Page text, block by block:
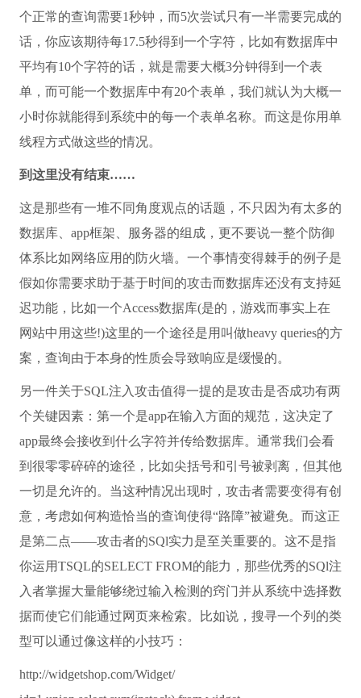
个正常的查询需要1秒钟，而5次尝试只有一半需要完成的
话，你应该期待每17.5秒得到一个字符，比如有数据库中
平均有10个字符的话，就是需要大概3分钟得到一个表
单，而可能一个数据库中有20个表单，我们就认为大概一
小时你就能得到系统中的每一个表单名称。而这是你用单
线程方式做这些的情况。
到这里没有结束……
这是那些有一堆不同角度观点的话题，不只因为有太多的
数据库、app框架、服务器的组成，更不要说一整个防御
体系比如网络应用的防火墙。一个事情变得棘手的例子是
假如你需要求助于基于时间的攻击而数据库还没有支持延
迟功能，比如一个Access数据库(是的，游戏而事实上在
网站中用这些!)这里的一个途径是用叫做heavy queries的方
案，查询由于本身的性质会导致响应是缓慢的。
另一件关于SQL注入攻击值得一提的是攻击是否成功有两
个关键因素：第一个是app在输入方面的规范，这决定了
app最终会接收到什么字符并传给数据库。通常我们会看
到很零零碎碎的途径，比如尖括号和引号被剥离，但其他
一切是允许的。当这种情况出现时，攻击者需要变得有创
意，考虑如何构造恰当的查询使得“路障”被避免。而这正
是第二点——攻击者的SQl实力是至关重要的。这不是指
你运用TSQL的SELECT FROM的能力，那些优秀的SQl注
入者掌握大量能够绕过输入检测的窍门并从系统中选择数
据而使它们能通过网页来检索。比如说，搜寻一个列的类
型可以通过像这样的小技巧：
http://widgetshop.com/Widget/